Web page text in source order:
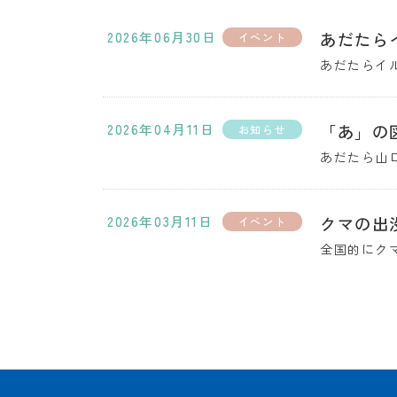
2026年06月30日 あだた
あだたらイ
2026年04月11日 「あ」
あだたら山
2026年03月11日 クマの出
全国的にク